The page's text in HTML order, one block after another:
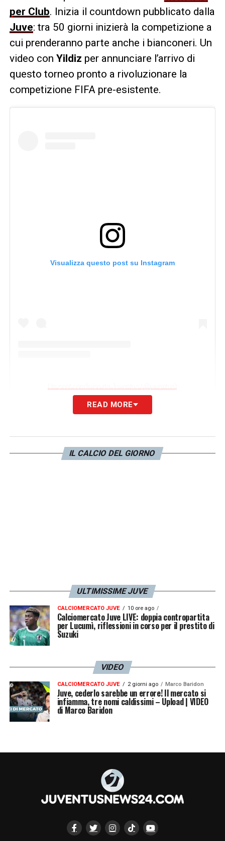
per Club. Inizia il countdown pubblicato dalla
Juve: tra 50 giorni inizierà la competizione a
cui prenderanno parte anche i bianconeri. Un
video con Yildiz per annunciare l’arrivo di
questo torneo pronto a rivoluzionare la
competizione FIFA pre-esistente.
Visualizza questo post su Instagram
Mancano solo
giorni al #FIFACWC
negli USA! ».
READ MORE
IL CALCIO DEL GIORNO
ULTIMISSIME JUVE
CALCIOMERCATO JUVE 10 ore ago
Calciomercato Juve LIVE: doppia contropartita
per Lucumì, riflessioni in corso per il prestito di
Suzuki
VIDEO
CALCIOMERCATO JUVE 2 giorni ago Marco Baridon
Juve, cederlo sarebbe un errore! Il mercato si
infiamma, tre nomi caldissimi – Upload | VIDEO
di Marco Baridon